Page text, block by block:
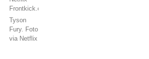
Tyson
Fury. Foto
via Netflix